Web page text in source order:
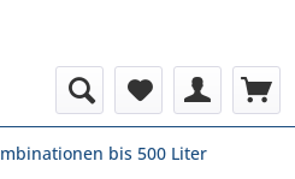
bis 500 Liter